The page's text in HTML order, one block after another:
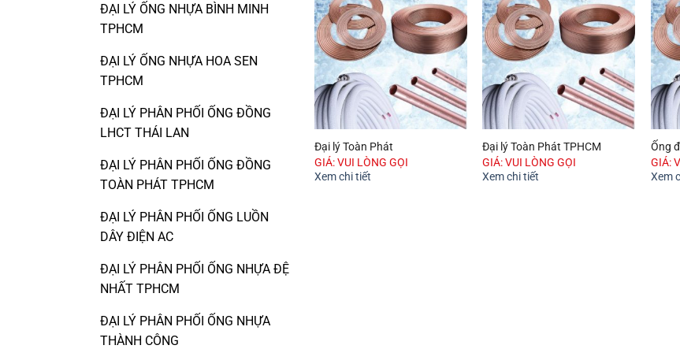
ĐẠI LÝ ỐNG NHỰA BÌNH MINH
TPHCM
ĐẠI LÝ ỐNG NHỰA HOA SEN
TPHCM
ĐẠI LÝ PHÂN PHỐI ỐNG ĐỒNG
LHCT THÁI LAN
ĐẠI LÝ PHÂN PHỐI ỐNG ĐỒNG
TOÀN PHÁT TPHCM
ĐẠI LÝ PHÂN PHỐI ỐNG LUỒN
DÂY ĐIỆN AC
ĐẠI LÝ PHÂN PHỐI ỐNG NHỰA ĐỆ
NHẤT TPHCM
ĐẠI LÝ PHÂN PHỐI ỐNG NHỰA
THÀNH CÔNG
Đại lý Toàn Phát
GIÁ: VUI LÒNG GỌI
Xem chi tiết
Đại lý Toàn Phát TPHCM
GIÁ: VUI LÒNG GỌI
Xem chi tiết
Ống
GIÁ:
Xem